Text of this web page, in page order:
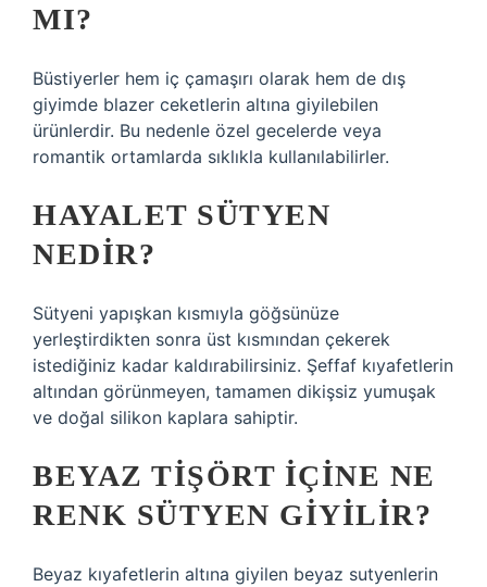
MI?
Büstiyerler hem iç çamaşırı olarak hem de dış
giyimde blazer ceketlerin altına giyilebilen
ürünlerdir. Bu nedenle özel gecelerde veya
romantik ortamlarda sıklıkla kullanılabilirler.
HAYALET SÜTYEN
NEDIR?
Sütyeni yapışkan kısmıyla göğsünüze
yerleştirdikten sonra üst kısmından çekerek
istediğiniz kadar kaldırabilirsiniz. Şeffaf kıyafetlerin
altından görünmeyen, tamamen dikişsiz yumuşak
ve doğal silikon kaplara sahiptir.
BEYAZ TIŞÖRT IÇINE NE
RENK SÜTYEN GIYILIR?
Beyaz kıyafetlerin altına giyilen beyaz sutyenlerin